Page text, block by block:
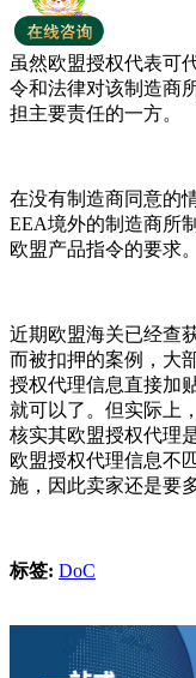
虽然欧盟授权代表可
令和法律对该制造商
担主要责任的一方。
在没有制造商同意的
EEA境外的制造商所
欧盟产品指令的要求。
近期欧盟海关已经查
而被扣押的案例，大
授权代理信息直接加
就可以了。但实际上
核实其欧盟授权代理
欧盟授权代理信息不
施，因此卖家还是要
标签: DoC